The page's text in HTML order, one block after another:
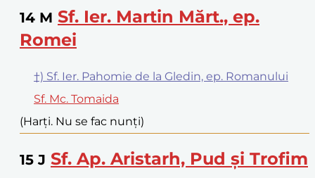
14 M Sf. Ier. Martin Mărt., ep.
Romei
†) Sf. Ier. Pahomie de la Gledin, ep. Romanului
Sf. Mc. Tomaida
(Harți. Nu se fac nunți)
15 J Sf. Ap. Aristarh, Pud și Trofim